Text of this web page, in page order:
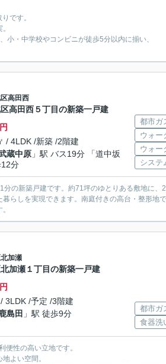
です。
小・中学校やコンビニが徒歩5分以内に揃い、
高田西
高田西５丁目の新築一戸建
/ 4LDK /新築 /2階建
蔵中原 」駅 バス19分 「道中坂
分
都市ガ
ウォー
ウォー
システ
の新築戸建です。約71坪のゆとりある敷地に
らしを実現できます。南庭付きの高台・整形地
北加瀬
加瀬１丁目の新築一戸建
3LDK /予定 /3階建
鹿島田 」駅 徒歩9分
都市ガ
食器洗
便性の高い立地です。
よい空間。